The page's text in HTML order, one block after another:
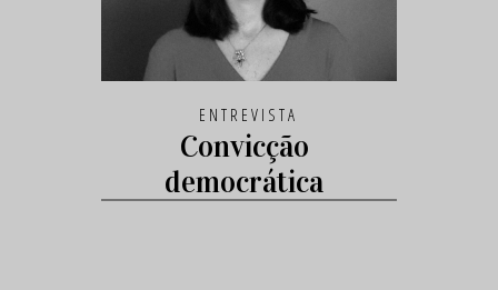
ENTREVISTA
Convicção
democrática